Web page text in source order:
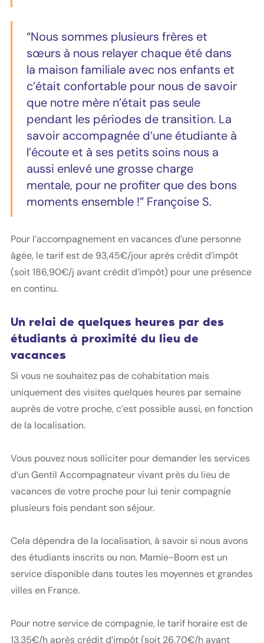
“Nous sommes plusieurs frères et
sœurs à nous relayer chaque été dans
la maison familiale avec nos enfants et
c’était confortable pour nous de savoir
que notre mère n’était pas seule
pendant les périodes de transition. La
savoir accompagnée d’une étudiante à
l’écoute et à ses petits soins nous a
aussi enlevé une grosse charge
mentale, pour ne profiter que des bons
moments ensemble !” Françoise S.
Pour l’accompagnement en vacances d’une personne
âgée, le tarif est de 93,45€/jour après crédit d’impôt
(soit 186,90€/j avant crédit d’impôt) pour une présence
en continu.
Un relai de quelques heures par des
étudiants à proximité du lieu de
vacances
Si vous ne souhaitez pas de cohabitation mais
uniquement des visites quelques heures par semaine
auprès de votre proche, c’est possible aussi, en fonction
de la localisation.
Vous pouvez nous solliciter pour demander les services
d’un Gentil Accompagnateur vivant près du lieu de
vacances de votre proche pour lui tenir compagnie
plusieurs fois pendant son séjour.
Cela dépendra de la localisation, à savoir si nous avons
des étudiants inscrits ou non. Mamie-Boom est un
service disponible dans toutes les moyennes et grandes
villes en France.
Pour notre service de compagnie, le tarif horaire est de
13,35€/h après crédit d’impôt (soit 26,70€/h avant